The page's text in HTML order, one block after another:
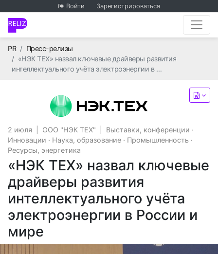
Войти Зарегистрироваться
PRГлавная
Пресс-релизы
«НЭК ТЕХ» назвал ключевые драйверы развития
интеллектуального учёта электроэнергии в …
ООО "НЭК ТЕХ"
2 июля ООО "НЭК ТЕХ" Выставки, конференции ·
Инновации · Наука, образование · Промышленность ·
Ресурсы, энергетика
«НЭК ТЕХ» назвал ключевые
драйверы развития
интеллектуального учёта
электроэнергии в России и
мире